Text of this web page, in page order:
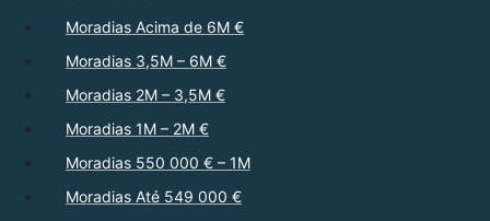
Moradias Acima de 6M €
Moradias 3,5M – 6M €
Moradias 2M – 3,5M €
Moradias 1M – 2M €
Moradias 550 000 € – 1M
Moradias Até 549 000 €